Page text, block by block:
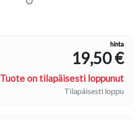
hinta
19,50 €
Tuote on tilapäisesti loppunut
Tilapäisesti loppu